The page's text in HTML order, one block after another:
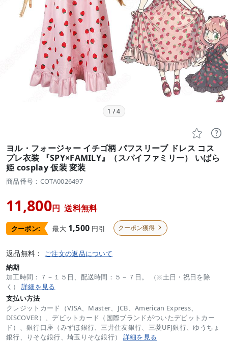
1 /4
 
ヨル・フォージャー イチゴ柄 パフスリーブ ドレス コス
プレ衣装 『SPY×FAMILY』（スパイファミリー） いばら
姫 cosplay 仮装 変装
商品番号：COTA0026497
11,800円 送料無料
クーポン: 最大 1,500 円引 クーポン獲得 
返品無料： ご注文の返品について
納期
加工時間：７－１５日、配送時間：５－７日。 （※土日・祝日を除
く） 詳細を見る
支払い方法
クレジットカード（VISA、Master、JCB、American Express、
DISCOVER）、デビットカード（国際ブランドがついたデビットカー
ド）、銀行口座（みずほ銀行、三井住友銀行、三菱UFJ銀行、ゆうちょ
銀行、りそな銀行、埼玉りそな銀行） 詳細を見る